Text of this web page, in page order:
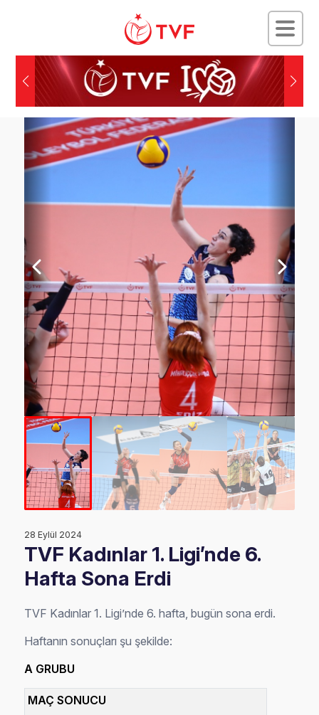
28 Eylül 2024
TVF Kadınlar 1. Ligi’nde 6.
Hafta Sona Erdi
TVF Kadınlar 1. Ligi’nde 6. hafta, bugün sona erdi.
Haftanın sonuçları şu şekilde:
A GRUBU
MAÇ SONUCU